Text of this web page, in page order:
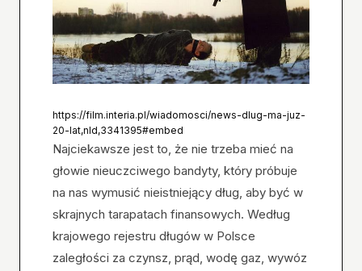
https://film.interia.pl/wiadomosci/news-dlug-ma-juz-
20-lat,nId,3341395#embed
Najciekawsze jest to, że nie trzeba mieć na
głowie nieuczciwego bandyty, który próbuje
na nas wymusić nieistniejący dług, aby być w
skrajnych tarapatach finansowych. Według
krajowego rejestru długów w Polsce
zaległości za czynsz, prąd, wodę gaz, wywóz